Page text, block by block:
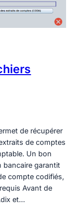
de récupérer
de comptes
Un bon
bancaire garantit
compte codifiés,
Avant de
et…